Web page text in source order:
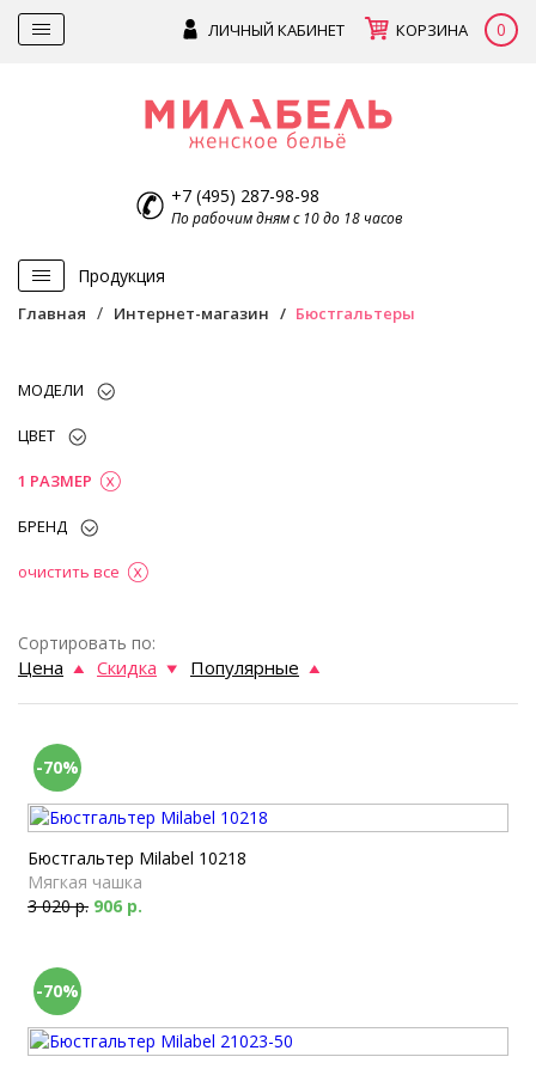
ЛИЧНЫЙ КАБИНЕТ КОРЗИНА 0
+7 (495) 287-98-98
По рабочим дням с 10 до 18 часов
Продукция
Главная Интернет-магазин Бюстгальтеры
МОДЕЛИ
ЦВЕТ
1 РАЗМЕР
БРЕНД
очистить все
Сортировать по:
Цена Скидка Популярные
-70%
Бюстгальтер Milabel 10218
Мягкая чашка
3 020 р. 906 р.
-70%